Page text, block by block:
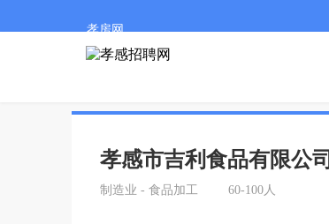
孝房网
孝感市吉利食品有限公司
制造业 - 食品加工 60-100人